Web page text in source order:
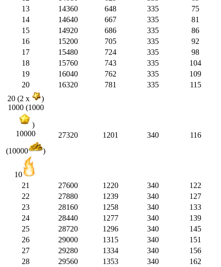
13
14360 648 335
75
14
14640 667 335
81
15
14920 686 335
86
16
15200 705 335
92
17
15480 724 335
98
18
15760 743 335
104
19
16040 762 335
109
20
16320 781 335
115
20 (2 x
)
1000 (1000
)
10000
(10000 )
10
27320 1201 340 116
21 27600 1220 340
122
22
27880 1239 340
127
23
28160 1258 340
133
24
28440 1277 340
139
25
28720 1296 340
145
26
29000 1315 340
151
27
29280 1334 340
156
28
29560 1353 340
162